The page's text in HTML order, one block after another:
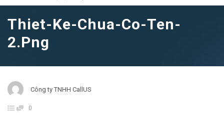
Thiet-Ke-Chua-Co-Ten-
2.png
Công ty TNHH CallUS
0